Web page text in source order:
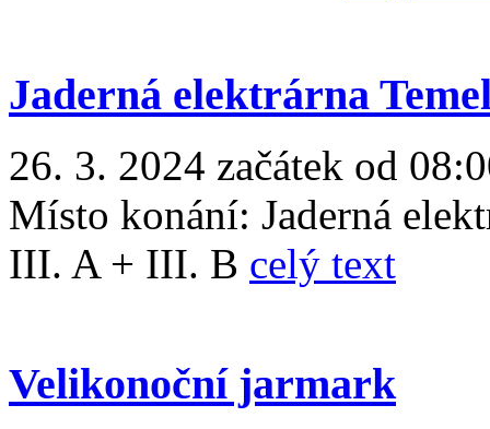
Jaderná elektrárna
26. 3. 2024 začátek od
Místo konání: Jaderná
III. A + III. B celý text
Velikonoční jarmark